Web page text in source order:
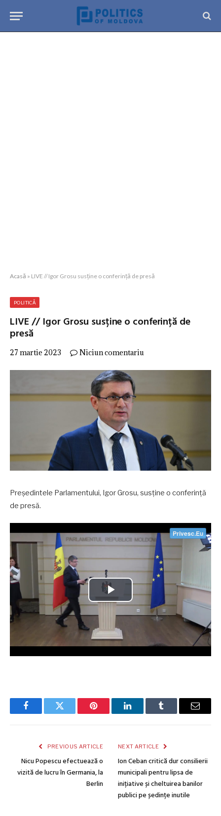
Acasă » LIVE // Igor Grosu susține o conferință de presă
POLITICĂ
LIVE // Igor Grosu susține o conferință de
presă
27 martie 2023 Niciun comentariu
Președintele Parlamentului, Igor Grosu, susține o conferință
de presă.
FacebookTwitter Pinterest LinkedInTumblr Email
PREVIOUS ARTICLE
Nicu Popescu efectuează o
vizită de lucru în Germania, la
Berlin
NEXT ARTICLE
Ion Ceban critică dur consilierii
municipali pentru lipsa de
inițiative și cheltuirea banilor
publici pe ședințe inutile